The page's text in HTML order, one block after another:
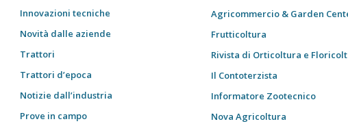
Innovazioni tecniche
Novità dalle aziende
Trattori
Trattori d’epoca
Notizie dall’industria
Prove in campo
Agricommercio & Garden
Frutticoltura
Rivista di Orticoltura e
Il Contoterzista
Informatore Zootecnico
Nova Agricoltura